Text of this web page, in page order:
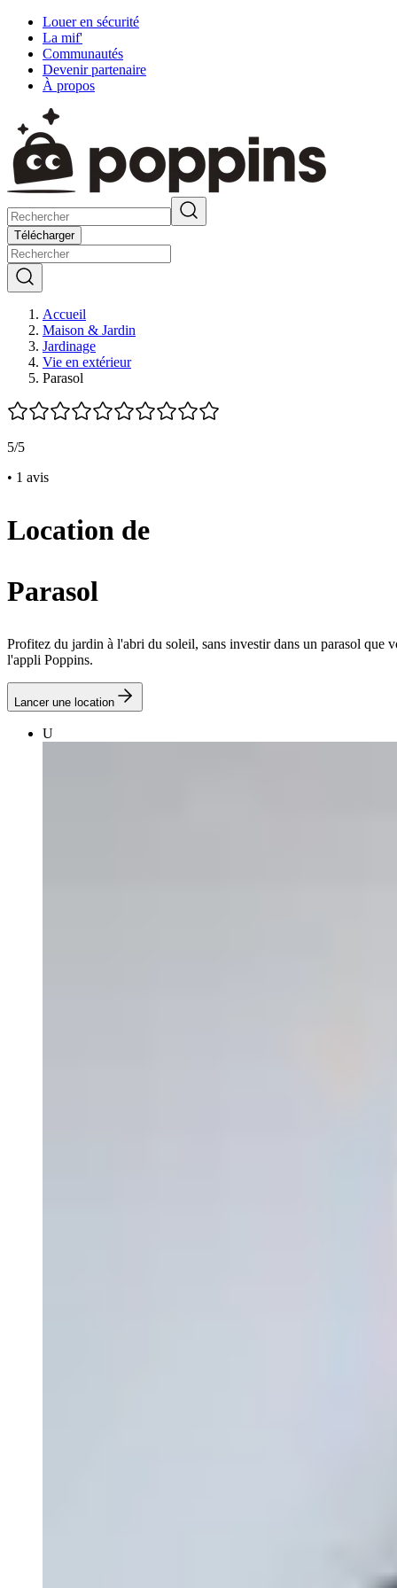
Louer en sécurité
La mif'
Communautés
Devenir partenaire
À propos
Télécharger
Accueil
Maison & Jardin
Jardinage
Vie en extérieur
Parasol
5/5
• 1 avis
Location de
Parasol
Profitez du jardin à l'abri du soleil, sans investir dans un parasol que
l'appli Poppins.
Lancer une location
U